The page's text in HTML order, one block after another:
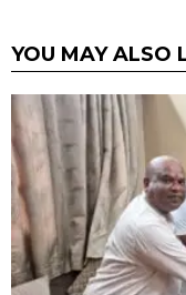
YOU MAY ALSO